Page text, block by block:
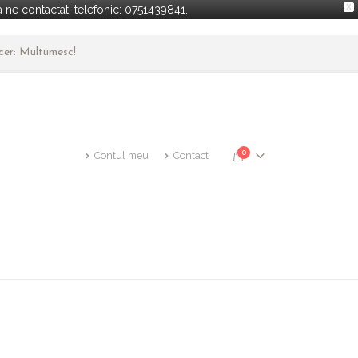
X
contactati telefonic: 0751439841.
Multumesc!
Contul meu Contact 0